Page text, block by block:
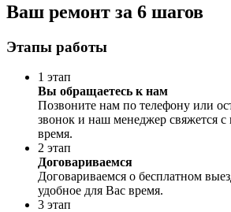
Ваш ремонт за 6 шагов
Этапы работы
1 этап
Вы обращаетесь к нам
Позвоните нам по телефону или
звонок и наш менеджер свяжется
время.
2 этап
Договариваемся
Договариваемся о бесплатном
удобное для Вас время.
3 этап